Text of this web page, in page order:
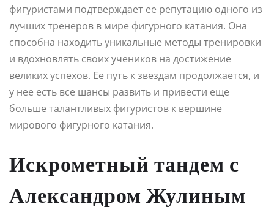
фигуристами подтверждает ее репутацию одного из
лучших тренеров в мире фигурного катания. Она
способна находить уникальные методы тренировки
и вдохновлять своих учеников на достижение
великих успехов. Ее путь к звездам продолжается, и
у нее есть все шансы развить и привести еще
больше талантливых фигуристов к вершине
мирового фигурного катания.
Искрометный тандем с
Александром Жулиным